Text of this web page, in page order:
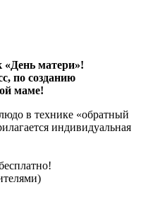
«День матери»!
по созданию
маме!
в технике «обратный
индивидуальная